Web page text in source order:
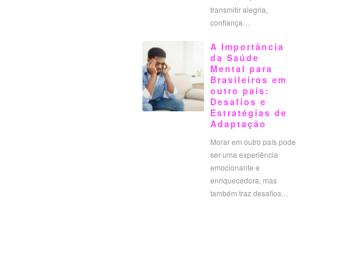
transmitir alegria,
confiança…
A Importância
da Saúde
Mental para
Brasileiros em
outro país:
Desafios e
Estratégias de
Adaptação
Morar em outro país pode
ser uma experiência
emocionante e
enriquecedora, mas
também traz desafios…